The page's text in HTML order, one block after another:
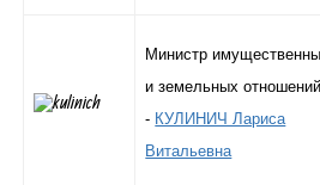
Министр
и земельных
- КУЛИНИЧ Лариса
Витальевна